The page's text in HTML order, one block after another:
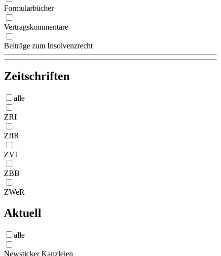
Formularbücher
Vertragskommentare
Beiträge zum Insolvenzrecht
Zeitschriften
alle
ZRI
ZfIR
ZVI
ZBB
ZWeR
Aktuell
alle
Newsticker Kanzleien